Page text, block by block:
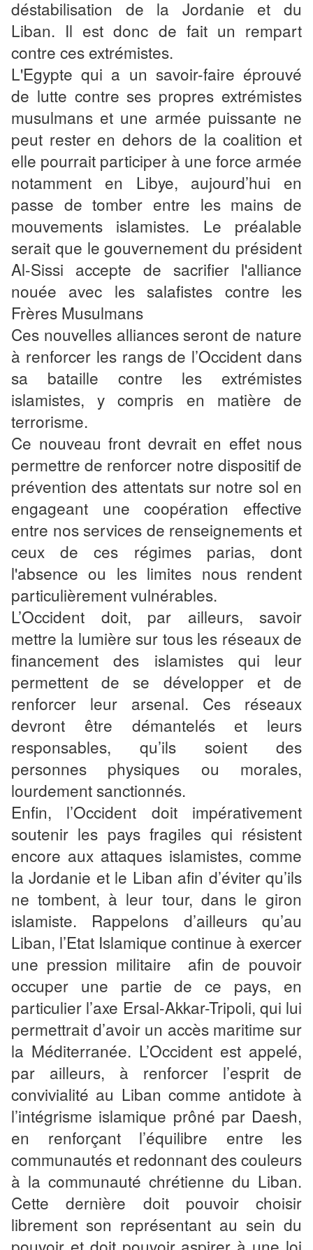
déstabilisation de la Jordanie et du
Liban. Il est donc de fait un rempart
contre ces extrémistes.
L'Egypte qui a un savoir-faire éprouvé
de lutte contre ses propres extrémistes
musulmans et une armée puissante ne
peut rester en dehors de la coalition et
elle pourrait participer à une force armée
notamment en Libye, aujourd’hui en
passe de tomber entre les mains de
mouvements islamistes. Le préalable
serait que le gouvernement du président
Al-Sissi accepte de sacrifier l'alliance
nouée avec les salafistes contre les
Frères Musulmans
Ces nouvelles alliances seront de nature
à renforcer les rangs de l’Occident dans
sa bataille contre les extrémistes
islamistes, y compris en matière de
terrorisme.
Ce nouveau front devrait en effet nous
permettre de renforcer notre dispositif de
prévention des attentats sur notre sol en
engageant une coopération effective
entre nos services de renseignements et
ceux de ces régimes parias, dont
l'absence ou les limites nous rendent
particulièrement vulnérables.
L’Occident doit, par ailleurs, savoir
mettre la lumière sur tous les réseaux de
financement des islamistes qui leur
permettent de se développer et de
renforcer leur arsenal. Ces réseaux
devront être démantelés et leurs
responsables, qu’ils soient des
personnes physiques ou morales,
lourdement sanctionnés.
Enfin, l’Occident doit impérativement
soutenir les pays fragiles qui résistent
encore aux attaques islamistes, comme
la Jordanie et le Liban afin d’éviter qu’ils
ne tombent, à leur tour, dans le giron
islamiste. Rappelons d’ailleurs qu’au
Liban, l’Etat Islamique continue à exercer
une pression militaire afin de pouvoir
occuper une partie de ce pays, en
particulier l’axe Ersal-Akkar-Tripoli, qui lui
permettrait d’avoir un accès maritime sur
la Méditerranée. L’Occident est appelé,
par ailleurs, à renforcer l’esprit de
convivialité au Liban comme antidote à
l’intégrisme islamique prôné par Daesh,
en renforçant l’équilibre entre les
communautés et redonnant des couleurs
à la communauté chrétienne du Liban.
Cette dernière doit pouvoir choisir
librement son représentant au sein du